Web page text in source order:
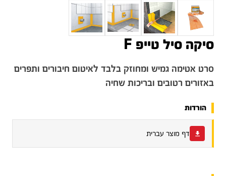
סיקה סיל טייפ F
סרט אטימה גמיש ומחוזק בלבד לאיטום חיבורים ותפרים
באזורים רטובים ובריכות שחיה
הורדות
דף מוצר עברית